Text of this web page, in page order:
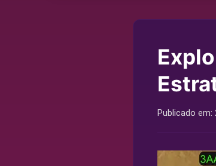
Publicado em: